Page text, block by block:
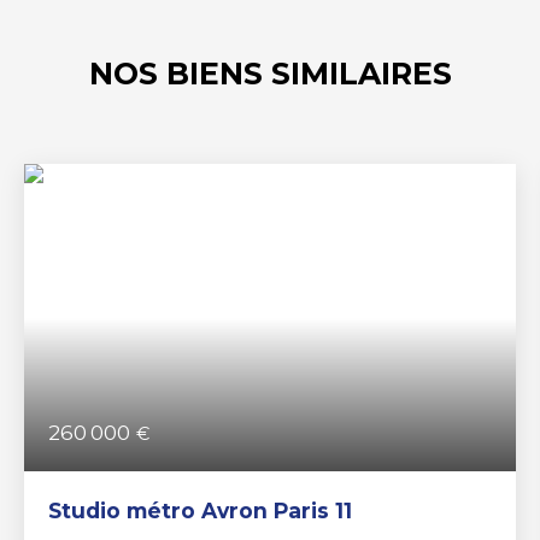
NOS BIENS SIMILAIRES
260 000 €
Studio métro Avron Paris 11